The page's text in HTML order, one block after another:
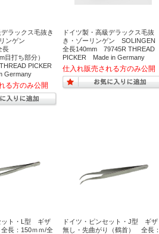
ラックス毛抜き
ンゲン
長
目打ち部分）
PICKER
Germany
ドイツ製・高級デラックス毛抜
き・ゾーリンゲン SOLINGEN
全長140mm 79745R THREAD
PICKER Made in Germany
ット・L型 ギザ
長：150ｍｍ/全
ドイツ・ピンセット・J型 ギザ
無し・先曲がり（鶴首） 全長：